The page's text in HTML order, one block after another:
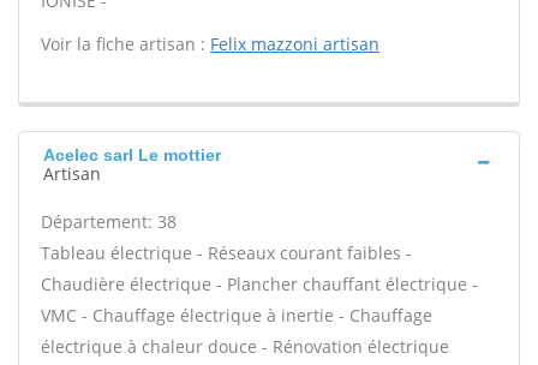
Voir la fiche artisan : Felix mazzoni artisan
Acelec sarl Le mottier
Artisan
Département: 38
Tableau électrique - Réseaux courant faibles -
Chaudière électrique - Plancher chauffant électrique -
VMC - Chauffage électrique à inertie - Chauffage
électrique à chaleur douce - Rénovation électrique